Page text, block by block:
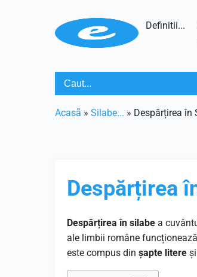
Definitii...
Acasã » Silabe... » Despărțirea în
Despărțirea
Despărțirea în silabe a
ale limbii române
este compus din șapte litere